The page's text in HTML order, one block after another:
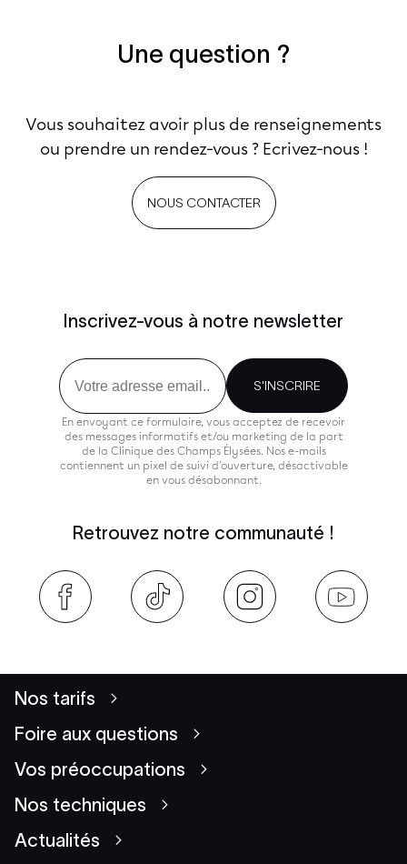
Une question ?
Vous souhaitez avoir plus de renseignements
ou prendre un rendez-vous ? Ecrivez-nous !
NOUS CONTACTER
Inscrivez-vous à notre newsletter
Email
S'INSCRIRE
En envoyant ce formulaire, vous acceptez de recevoir
des messages informatifs et/ou marketing de la part
de la Clinique des Champs Élysées. Nos e-mails
contiennent un pixel de suivi d'ouverture, désactivable
en vous désabonnant.
Retrouvez notre communauté !
Nos tarifs
Foire aux questions
Vos préoccupations
Nos techniques
Actualités